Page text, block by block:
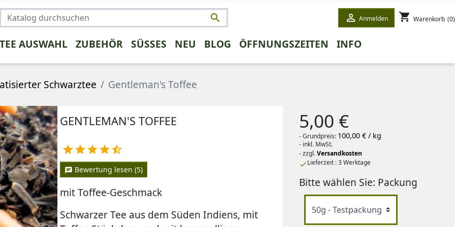
  Anmelden shopping_cart Warenkorb (0)
FRÜCHTETEE KRÄUTERTEE
AUSWAHL
TRENDS KAFFEE UMSTEIGER PROBEPAKETE
ZUBEHÖR SÜSSES NEU BLOG ÖFFNUNGSZEITEN INFO
Schwarztee Gentleman's Toffee
GENTLEMAN'S TOFFEE

chat Bewertung lesen (5)
mit Toffee-Geschmack
Schwarzer Tee aus dem Süden Indiens, mit
5,00 €
- Grundpreis: 100,00 € / kg
- inkl. MwSt.
- zzgl.Versandkosten
Lieferzeit : 3 Werktage
Bitte wählen Sie: Packung